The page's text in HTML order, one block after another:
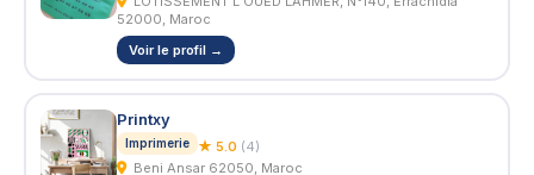
52000, Maroc
Voir le profil →
Printxy
Imprimerie ★ 5.0 (4)
Beni Ansar 62050, Maroc